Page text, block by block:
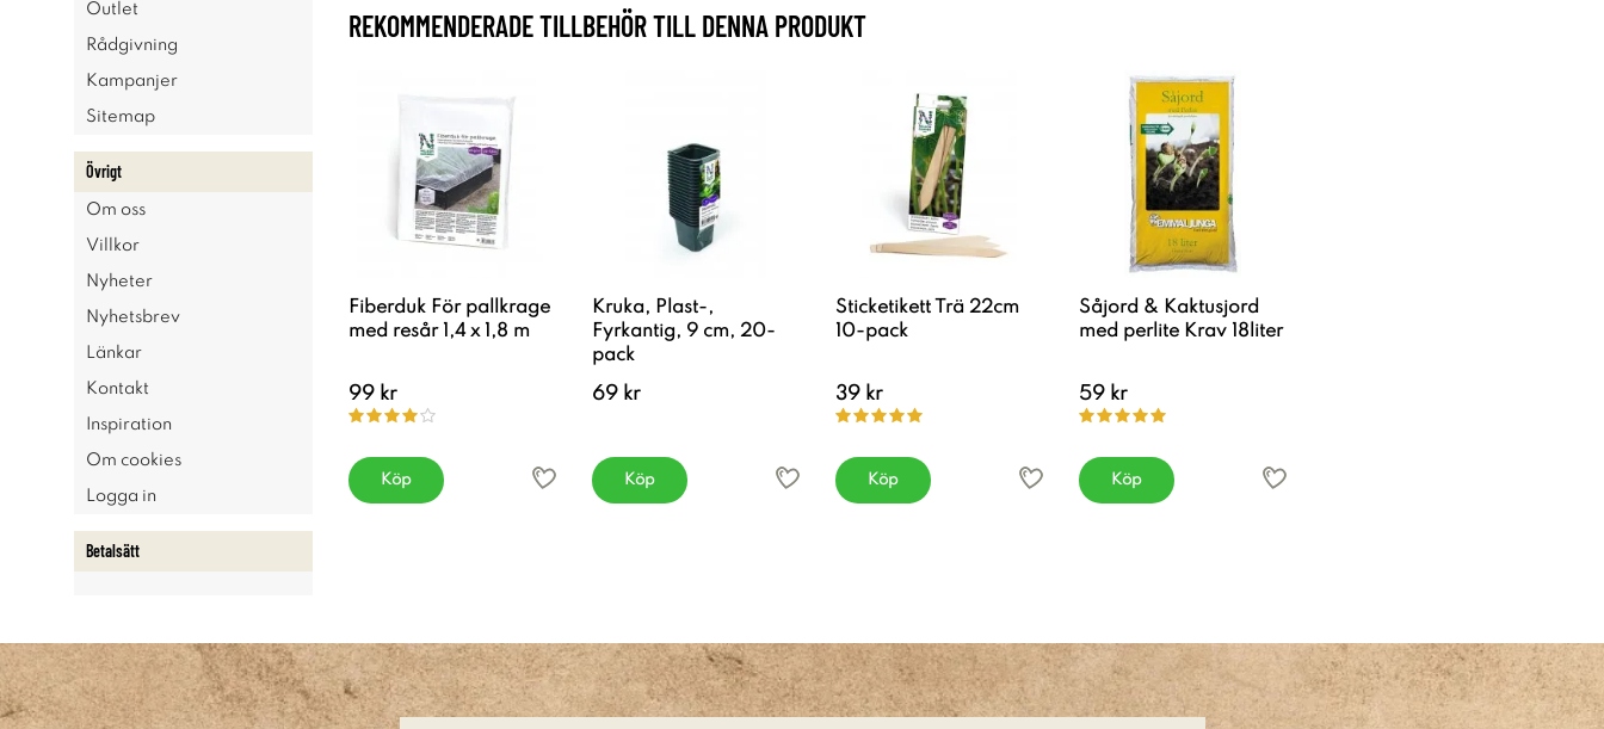
Outlet
Rådgivning
Kampanjer
Sitemap
Övrigt
Om oss
Villkor
Nyheter
Nyhetsbrev
Länkar
Kontakt
Inspiration
Om cookies
Logga in
Betalsätt
REKOMMENDERADE TILLBEHÖR TILL DENNA PRODUKT
Fiberduk För pallkrage
med resår 1,4 x 1,8 m
99 kr
Köp
Kruka, Plast-,
Fyrkantig, 9 cm, 20-
pack
69 kr
Köp
Sticketikett Trä 22cm
10-pack
39 kr
Köp
Såjord & Kaktusjord
med perlite Krav 18liter
59 kr
Köp